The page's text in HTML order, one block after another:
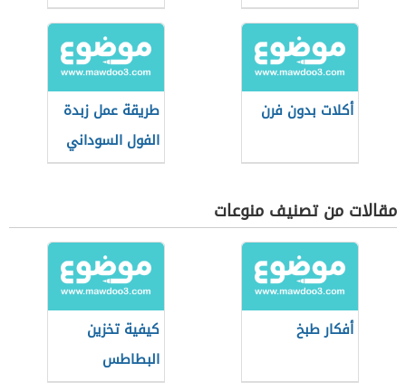
أكلات بدون فرن
طريقة عمل زبدة
الفول السوداني
مقالات من تصنيف منوعات
أفكار طبخ
كيفية تخزين
البطاطس